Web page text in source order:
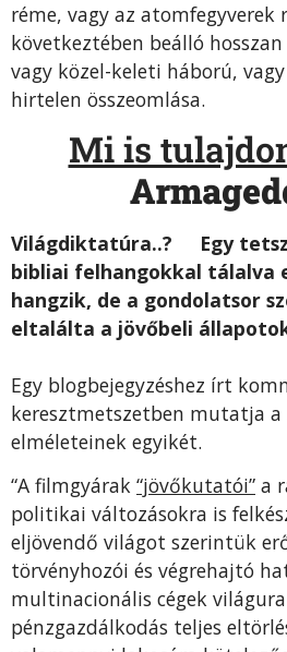
réme, vagy az atomfegyverek
következtében beálló
vagy közel-keleti háború,
hirtelen összeomlása.
Mi is
Világdiktatúra..? Egy
bibliai felhangokkal tálalva
hangzik, de a gondolatsor
eltalálta a jövőbeli ál
Egy blogbejegyzéshez írt
keresztmetszetben mutatja a
elméleteinek egyikét.
“A filmgyárak “jövőkutatói” a
politikai változásokra is
eljövendő világot szerintük
törvényhozói és végrehajtó
multinacionális cégek
pénzgazdálkodás teljes